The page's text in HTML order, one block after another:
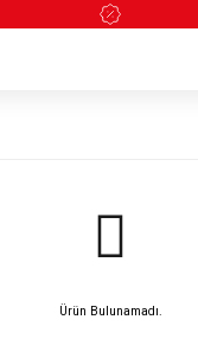
Ürün Bulunamadı.